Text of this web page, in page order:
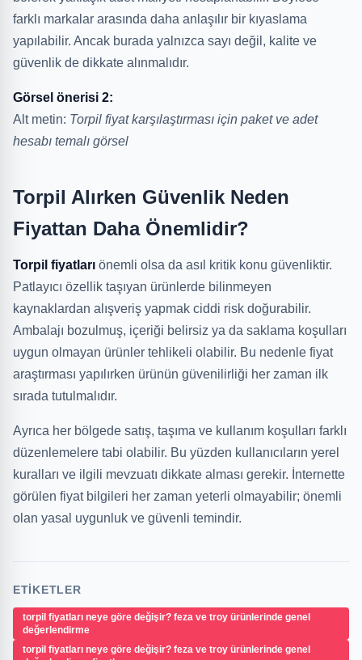
farklı markalar arasında daha anlaşılır bir kıyaslama
yapılabilir. Ancak burada yalnızca sayı değil, kalite ve
güvenlik de dikkate alınmalıdır.
Görsel önerisi 2:
Alt metin: Torpil fiyat karşılaştırması için paket ve adet
hesabı temalı görsel
Torpil Alırken Güvenlik Neden
Fiyattan Daha Önemlidir?
Torpil fiyatları önemli olsa da asıl kritik konu güvenliktir.
Patlayıcı özellik taşıyan ürünlerde bilinmeyen
kaynaklardan alışveriş yapmak ciddi risk doğurabilir.
Ambalajı bozulmuş, içeriği belirsiz ya da saklama koşulları
uygun olmayan ürünler tehlikeli olabilir. Bu nedenle fiyat
araştırması yapılırken ürünün güvenilirliği her zaman ilk
sırada tutulmalıdır.
Ayrıca her bölgede satış, taşıma ve kullanım koşulları farklı
düzenlemelere tabi olabilir. Bu yüzden kullanıcıların yerel
kuralları ve ilgili mevzuatı dikkate alması gerekir. İnternette
görülen fiyat bilgileri her zaman yeterli olmayabilir; önemli
olan yasal uygunluk ve güvenli temindir.
ETIKETLER
torpil fiyatları neye göre değişir? feza ve troy ürünlerinde genel
değerlendirme
torpil fiyatları neye göre değişir? feza ve troy ürünlerinde genel